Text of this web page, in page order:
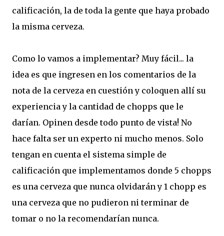
calificación, la de toda la gente que haya probado
la misma cerveza.
Como lo vamos a implementar? Muy fácil... la
idea es que ingresen en los comentarios de la
nota de la cerveza en cuestión y coloquen allí su
experiencia y la cantidad de chopps que le
darían. Opinen desde todo punto de vista! No
hace falta ser un experto ni mucho menos. Solo
tengan en cuenta el sistema simple de
calificación que implementamos donde 5 chopps
es una cerveza que nunca olvidarán y 1 chopp es
una cerveza que no pudieron ni terminar de
tomar o no la recomendarían nunca.